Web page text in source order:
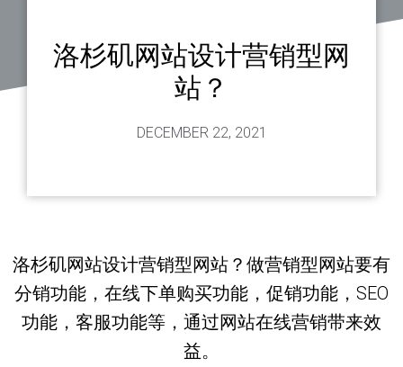
洛杉矶网站设计营销型网
站？
DECEMBER 22, 2021
洛杉矶网站设计营销型网站？做营销型网站要有
分销功能，在线下单购买功能，促销功能，SEO
功能，客服功能等，通过网站在线营销带来效
益。